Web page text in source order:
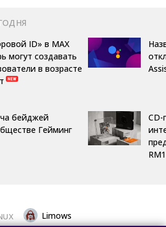
ID» в MAX
могут создавать
в возрасте
бейджей
Гейминг
CD-
RM1
Limows